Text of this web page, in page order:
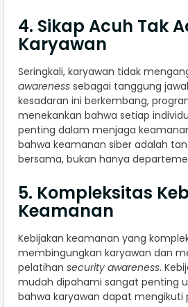
4. Sikap Acuh Tak
Karyawan
Seringkali, karyawan tidak
awareness sebagai tanggung
kesadaran ini berkembang,
menekankan bahwa setiap
penting dalam menjaga
bahwa keamanan siber adalah
bersama, bukan hanya
5. Kompleksitas
Keamanan
Kebijakan keamanan yang
membingungkan karyawan dan
pelatihan security awareness.
mudah dipahami sangat penting
bahwa karyawan dapat mengikuti